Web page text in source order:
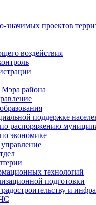
значимых проектов
воздействия
Мэра района
поддержке
распоряжению
экономике
технологий
подготовки
и